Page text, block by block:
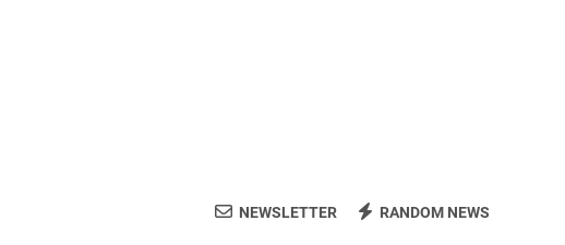
NEWSLETTER RANDOM NEWS